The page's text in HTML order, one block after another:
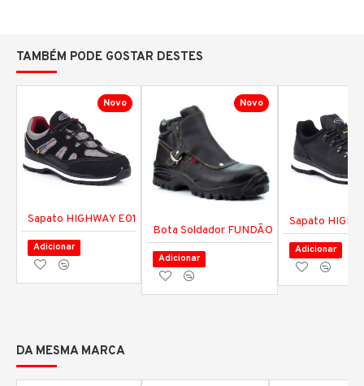
TAMBÉM PODE GOSTAR DESTES
Novo
Sapato HIGHWAY E01
Adicionar
Novo
Bota Soldador FUNDÃO
Adicionar
Sapato
Adicionar
DA MESMA MARCA